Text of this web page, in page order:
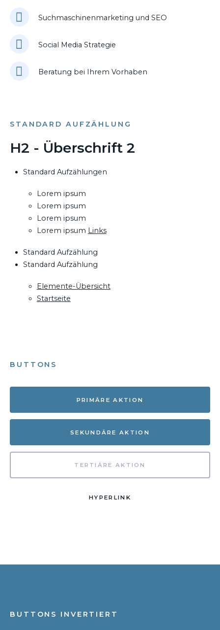
Suchmaschinenmarketing und SEO
Social Media Strategie
Beratung bei Ihrem Vorhaben
STANDARD AUFZÄHLUNG
H2 - Überschrift 2
Standard Aufzählungen
Lorem ipsum
Lorem ipsum
Lorem ipsum
Lorem ipsum Links
Standard Aufzählung
Standard Aufzählung
Elemente-Übersicht
Startseite
BUTTONS
PRIMÄRE AKTION
SEKUNDÄRE AKTION
TERTIÄRE AKTION
HYPERLINK
BUTTONS INVERTIERT